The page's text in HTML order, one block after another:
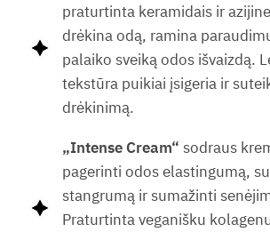
praturtinta keramidais ir
drėkina odą, ramina
palaiko sveiką odos išvaizdą.
tekstūra puikiai įsigeria ir
drėkinimą.
„Intense Cream“ sodraus
pagerinti odos elastingumą,
stangrumą ir sumažinti
Praturtinta veganišku